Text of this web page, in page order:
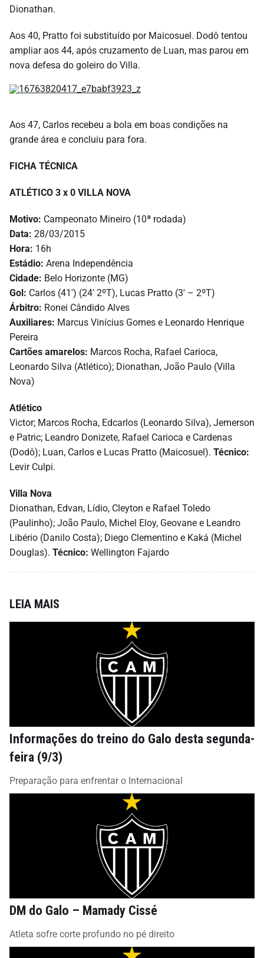
Dionathan.
Aos 40, Pratto foi substituído por Maicosuel. Dodô tentou
ampliar aos 44, após cruzamento de Luan, mas parou em
nova defesa do goleiro do Villa.
Aos 47, Carlos recebeu a bola em boas condições na
grande área e concluiu para fora.
FICHA TÉCNICA
ATLÉTICO 3 x 0 VILLA NOVA
Motivo: Campeonato Mineiro (10ª rodada)
Data: 28/03/2015
Hora: 16h
Estádio: Arena Independência
Cidade: Belo Horizonte (MG)
Gol: Carlos (41′) (24′ 2ºT), Lucas Pratto (3′ – 2ºT)
Árbitro: Ronei Cândido Alves
Auxiliares: Marcus Vinícius Gomes e Leonardo Henrique
Pereira
Cartões amarelos: Marcos Rocha, Rafael Carioca,
Leonardo Silva (Atlético); Dionathan, João Paulo (Villa
Nova)
Atlético
Victor; Marcos Rocha, Edcarlos (Leonardo Silva), Jemerson
e Patric; Leandro Donizete, Rafael Carioca e Cardenas
(Dodô); Luan, Carlos e Lucas Pratto (Maicosuel). Técnico:
Levir Culpi.
Villa Nova
Dionathan, Edvan, Lídio, Cleyton e Rafael Toledo
(Paulinho); João Paulo, Michel Eloy, Geovane e Leandro
Libério (Danilo Costa); Diego Clementino e Kaká (Michel
Douglas). Técnico: Wellington Fajardo
LEIA MAIS
Informações do treino do Galo desta segunda-
feira (9/3)
Preparação para enfrentar o Internacional
DM do Galo – Mamady Cissé
Atleta sofre corte profundo no pé direito